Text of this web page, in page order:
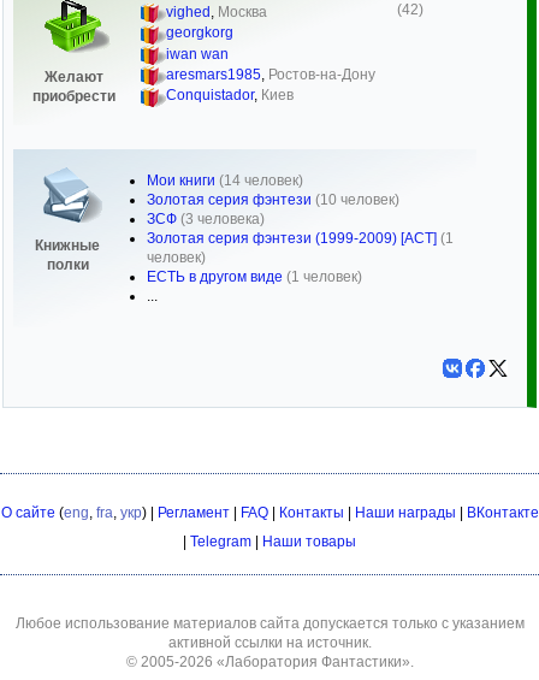
Желают
приобрести
vighed , Москва
georgkorg
iwan wan
aresmars1985, Ростов-на-Дону
Conquistador, Киев
Книжные
полки
Мои книги (14 человек)
Золотая серия фэнтези (10 человек)
ЗСФ (3 человека)
Золотая серия фэнтези (1999-2009) [АСТ] (1
человек)
ЕСТЬ в другом виде (1 человек)
...
(42)
О сайте (eng, fra, укр) | Регламент| FAQ| Контакты Наши награды
ВКонтакте
Telegram Наши товары
Любое использование материалов сайта допускается только с указанием
активной ссылки на источник.
© 2005-2026 «Лаборатория Фантастики».